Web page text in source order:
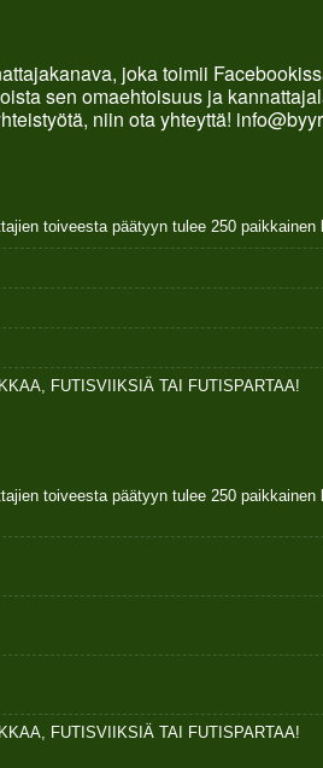
joka toimii
sen omaehtoisuus ja
niin ota yhteyttä!
toiveesta päätyyn tulee 250
FUTISVIIKSIÄ TAI FUTISPARTAA!
toiveesta päätyyn tulee 250
FUTISVIIKSIÄ TAI FUTISPARTAA!